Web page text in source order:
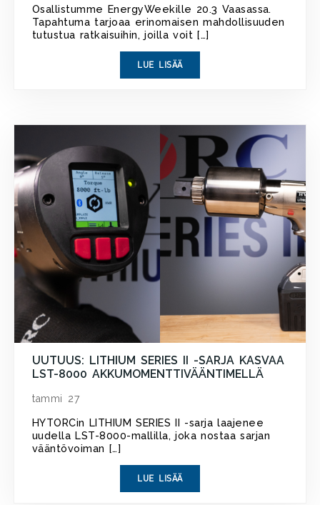
Osallistumme EnergyWeekille 20.3 Vaasassa.
Tapahtuma tarjoaa erinomaisen mahdollisuuden
tutustua ratkaisuihin, joilla voit […]
LUE LISÄÄ
UUTUUS: LITHIUM SERIES II -SARJA KASVAA
LST-8000 AKKUMOMENTTIVÄÄNTIMELLÄ
tammi 27
HYTORCin LITHIUM SERIES II -sarja laajenee
uudella LST-8000-mallilla, joka nostaa sarjan
vääntövoiman […]
LUE LISÄÄ